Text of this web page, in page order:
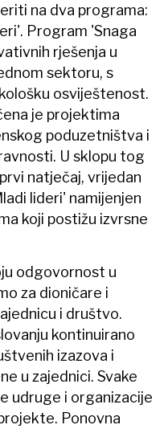
na dva programa:
Program 'Snaga
rješenja u
sektoru, s
osviještenost.
je projektima
poduzetništva i
U sklopu tog
natječaj, vrijedan
lideri' namijenjen
koji postižu izvrsne
odgovornost u
za dioničare i
i društvo.
kontinuirano
izazova i
u zajednici. Svake
udruge i organizacije
Ponovna